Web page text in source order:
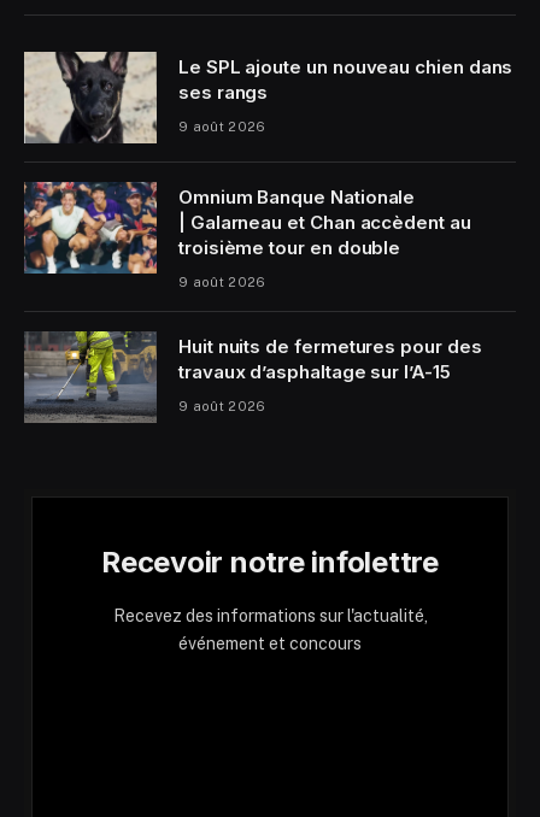
Le SPL ajoute un nouveau chien dans
ses rangs
9 août 2026
Omnium Banque Nationale
| Galarneau et Chan accèdent au
troisième tour en double
9 août 2026
Huit nuits de fermetures pour des
travaux d’asphaltage sur l’A-15
9 août 2026
Recevoir notre infolettre
Recevez des informations sur l'actualité,
événement et concours